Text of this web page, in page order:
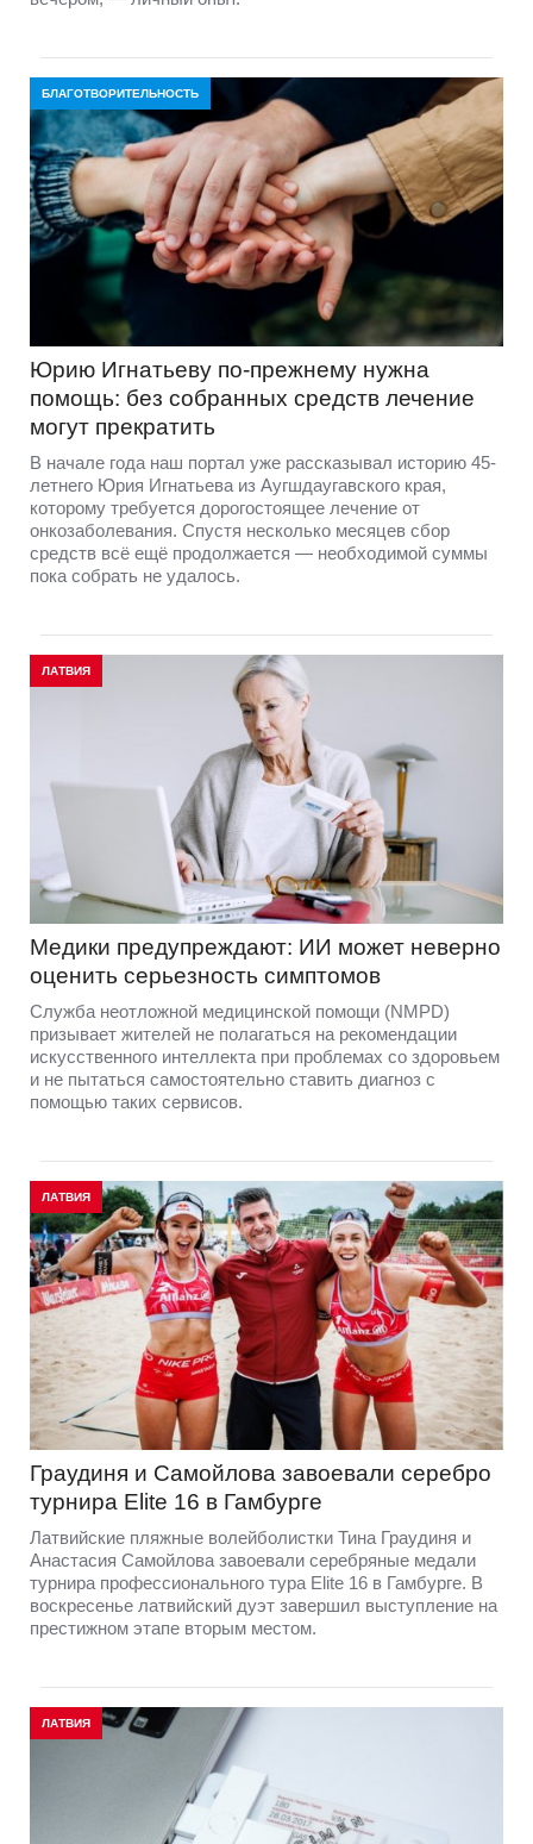
БЛАГОТВОРИТЕЛЬНОСТЬ
Юрию Игнатьеву по-прежнему нужна
помощь: без собранных средств лечение
могут прекратить
В начале года наш портал уже рассказывал историю 45-
летнего Юрия Игнатьева из Аугшдаугавского края,
которому требуется дорогостоящее лечение от
онкозаболевания. Спустя несколько месяцев сбор
средств всё ещё продолжается — необходимой суммы
пока собрать не удалось.
ЛАТВИЯ
Медики предупреждают: ИИ может неверно
оценить серьезность симптомов
Служба неотложной медицинской помощи (NMPD)
призывает жителей не полагаться на рекомендации
искусственного интеллекта при проблемах со здоровьем
и не пытаться самостоятельно ставить диагноз с
помощью таких сервисов.
ЛАТВИЯ
Граудиня и Самойлова завоевали серебро
турнира Elite 16 в Гамбурге
Латвийские пляжные волейболистки Тина Граудиня и
Анастасия Самойлова завоевали серебряные медали
турнира профессионального тура Elite 16 в Гамбурге. В
воскресенье латвийский дуэт завершил выступление на
престижном этапе вторым местом.
ЛАТВИЯ